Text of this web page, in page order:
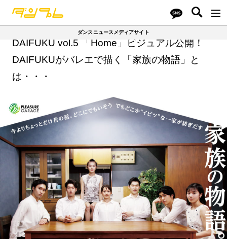
ダンスニュースメディアサイト
DAIFUKU vol.5 「Home」ビジュアル公開！
DAIFUKUがバレエで描く「家族の物語」と
は・・・